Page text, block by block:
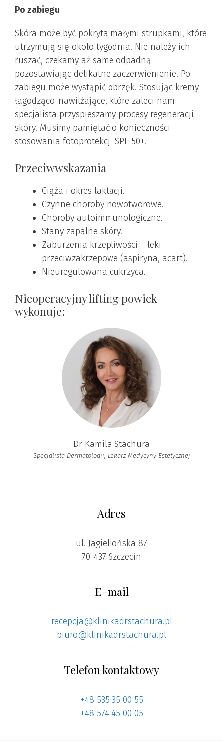
Po zabiegu
Skóra może być pokryta małymi strupkami, które
utrzymują się około tygodnia. Nie należy ich
ruszać, czekamy aż same odpadną
pozostawiając delikatne zaczerwienienie. Po
zabiegu może wystąpić obrzęk. Stosując kremy
łagodząco-nawilżające, które zaleci nam
specjalista przyspieszamy procesy regeneracji
skóry. Musimy pamiętać o konieczności
stosowania fotoprotekcji SPF 50+.
Przeciwwskazania
Ciąża i okres laktacji.
Czynne choroby nowotworowe.
Choroby autoimmunologiczne.
Stany zapalne skóry.
Zaburzenia krzepliwości – leki
przeciwzakrzepowe (aspiryna, acart).
Nieuregulowana cukrzyca.
Nieoperacyjny lifting powiek
wykonuje:
Dr Kamila Stachura
Specjalista Dermatologii, Lekarz Medycyny Estetycznej
Adres
ul. Jagiellońska 87
70-437 Szczecin
E-mail
recepcja@klinikadrstachura.pl
biuro@klinikadrstachura.pl
Telefon kontaktowy
+48 535 35 00 55
+48 574 45 00 05